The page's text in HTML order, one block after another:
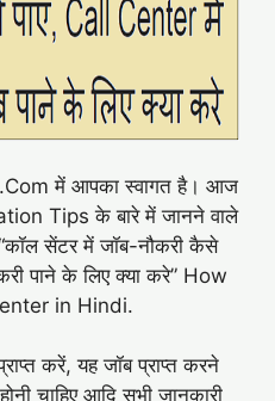
में आपका स्वागत है। आज
Tips के बारे में जानने वाले
सेंटर में जॉब-नौकरी कैसे
पाने के लिए क्या करे” How
in Hindi.
करें, यह जॉब प्राप्त करने
चाहिए आदि सभी जानकारी